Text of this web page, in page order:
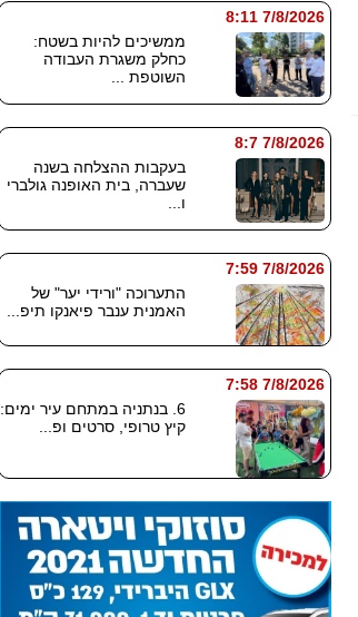
7/8/2026 8:11
ממשיכים להיות בשטח:
כחלק משגרת העבודה
השוטפת ...
7/8/2026 8:7
בעקבות ההצלחה בשנה
שעברה, בית האופנה גולברי
ו...
7/8/2026 7:59
התערוכה "ורידי יער" של
האמנית ענבר פיאנקו תיפ...
7/8/2026 7:58
6. בנתניה במתחם עיר ימים:
קיץ טרופי, סרטים ופ...